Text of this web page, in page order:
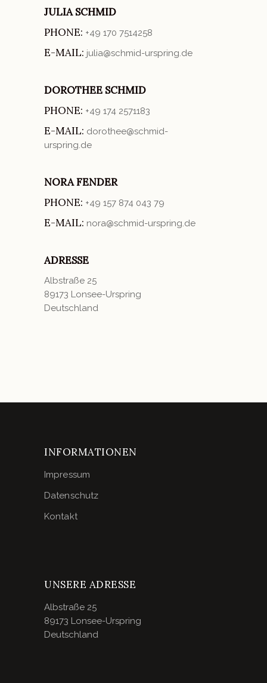
JULIA SCHMID
PHONE: +49 170 7514258
E-MAIL: julia@schmid-urspring.de
DOROTHEE SCHMID
PHONE: +49 174 2571183
E-MAIL: dorothee@schmid-
urspring.de
NORA FENDER
PHONE: +49 157 874 043 79
E-MAIL: nora@schmid-urspring.de
ADRESSE
Albstraße 25
89173 Lonsee-Urspring
Deutschland
INFORMATIONEN
Impressum
Datenschutz
Kontakt
UNSERE ADRESSE
Albstraße 25
89173 Lonsee-Urspring
Deutschland